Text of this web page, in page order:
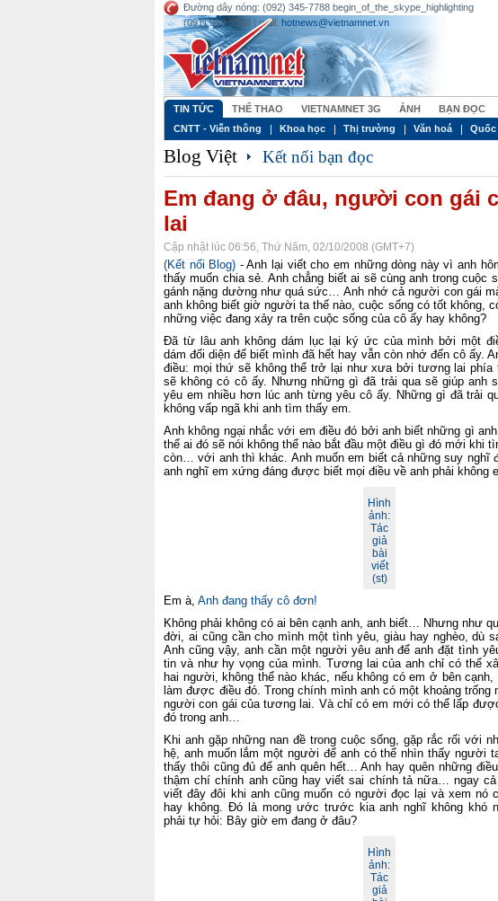
Đường dây nóng: (092) 345-7788
(091) 949-9936 | mail: hotnews@vietnamnet.vn
TIN TỨC THỂ THAO VIETNAMNET 3G ẢNH BẠN ĐỌC
CNTT - Viễn thông
Khoa học Thị trường Văn hoá Quốc
Blog Việt Kết nối bạn đọc
Em đang ở đâu, người con gái
lai
Cập nhật lúc 06:56, Thứ Năm, 02/10/2008 (GMT+7)
(Kết nối Blog) - Anh lại viết cho em những dòng này vì anh
thấy muốn chia sẻ. Anh chẳng biết ai sẽ cùng anh trong cuộc
gánh nặng dường như quá sức… Anh nhớ cả người con gái
anh không biết giờ người ta thế nào, cuộc sống có tốt không,
những việc đang xảy ra trên cuộc sống của cô ấy hay không?
Đã từ lâu anh không dám lục lại ký ức của mình bởi một
dám đối diện để biết mình đã hết hay vẫn còn nhớ đến cô ấy.
điều: mọi thứ sẽ không thể trở lại như xưa bởi tương lai phía
sẽ không có cô ấy. Nhưng những gì đã trải qua sẽ giúp anh
yêu em nhiều hơn lúc anh từng yêu cô ấy. Những gì đã trải
không vấp ngã khi anh tìm thấy em.
Anh không ngại nhắc với em điều đó bởi anh biết những gì
thể ai đó sẽ nói không thể nào bắt đầu một điều gì đó mới khi
còn… với anh thì khác. Anh muốn em biết cả những suy nghĩ
anh nghĩ em xứng đáng được biết mọi điều về anh phải không
Hình
ảnh:
Tác
giả
bài
viết
(st)
Em à, Anh đang thấy cô đơn!
Không phải không có ai bên cạnh anh, anh biết… Nhưng như
đời, ai cũng cần cho mình một tình yêu, giàu hay nghèo, dù
Anh cũng vậy, anh cần một người yêu anh để anh đặt tình
tin và như hy vọng của mình. Tương lai của anh chỉ có thể
hai người, không thể nào khác, nếu không có em ở bên cạnh,
làm được điều đó. Trong chính mình anh có một khoảng trống
người con gái của tương lai. Và chỉ có em mới có thể lấp
đó trong anh…
Khi anh gặp những nan đề trong cuộc sống, gặp rắc rối với
hệ, anh muốn lắm một người để anh có thể nhìn thấy người
thấy thôi cũng đủ để anh quên hết… Anh hay quên những
thậm chí chính anh cũng hay viết sai chính tả nữa… ngay
viết đây đôi khi anh cũng muốn có người đọc lại và xem nó
hay không. Đó là mong ước trước kia anh nghĩ không khó
phải tự hỏi: Bây giờ em đang ở đâu?
Hình
ảnh:
Tác
giả